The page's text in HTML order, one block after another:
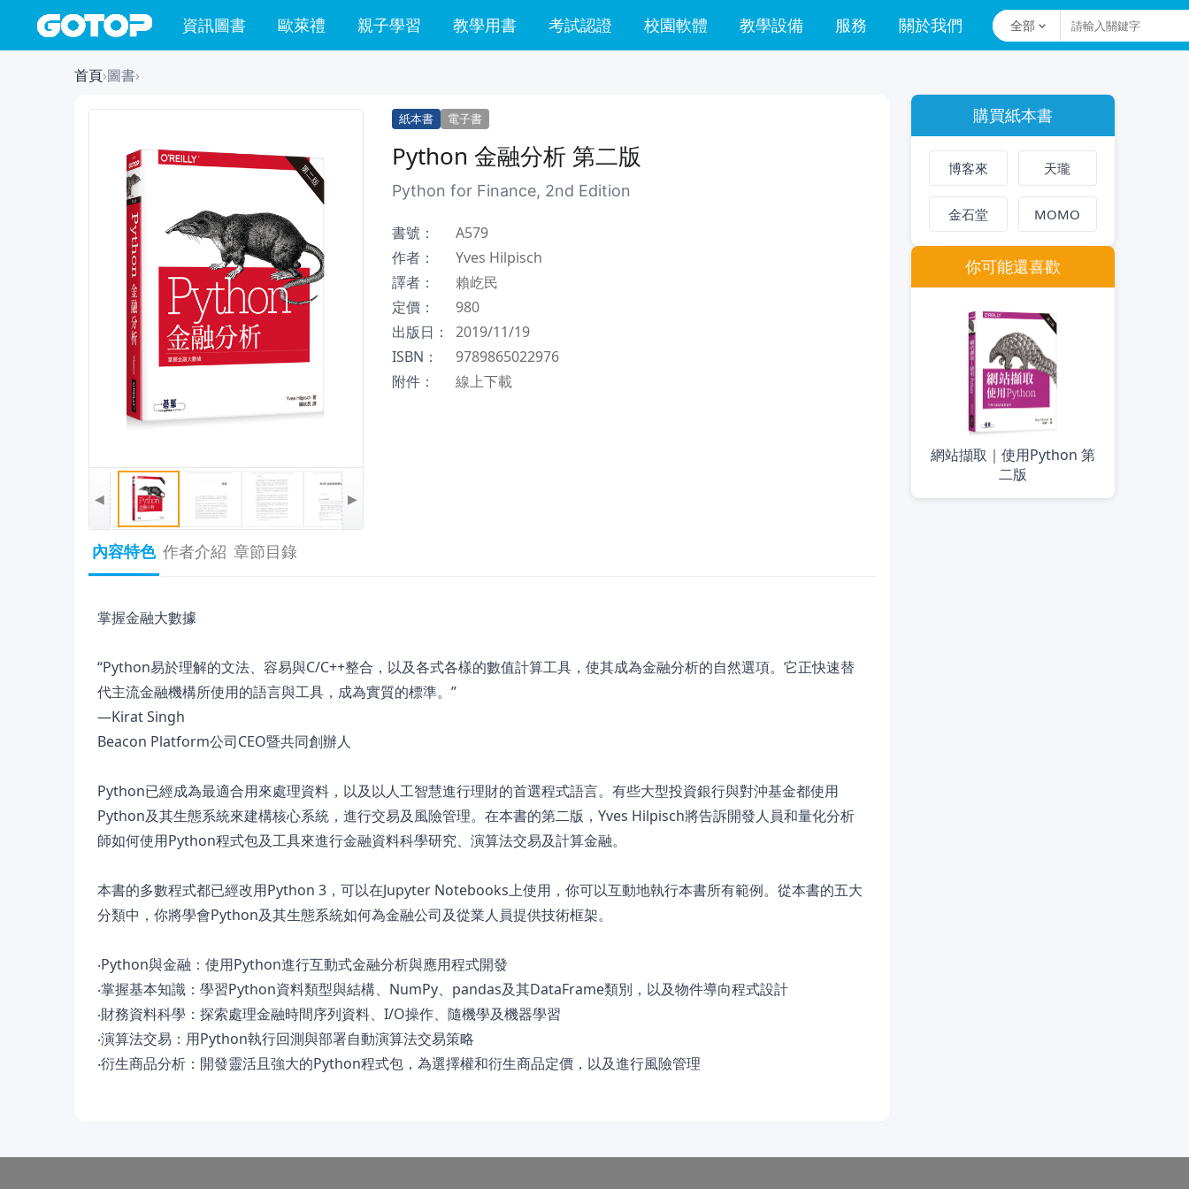
資訊圖書 歐萊禮 親子學習 教學用書 考試認證 校園軟體 教學設備 服務 關於我們 全部
首頁›圖書›
◀ ▶
紙本書 電子書
Python 金融分析 第二版
Python for Finance, 2nd Edition
書號：
A579
作者：
Yves Hilpisch
譯者：
賴屹民
定價：
980
出版日：
2019/11/19
ISBN：
9789865022976
附件：
線上下載
內容特色 作者介紹 章節目錄
掌握金融大數據
“Python易於理解的文法、容易與C/C++整合，以及各式各樣的數值計算工具，使其成為金融分析的自然選項。它正快速替
代主流金融機構所使用的語言與工具，成為實質的標準。”
—Kirat Singh
Beacon Platform公司CEO暨共同創辦人
Python已經成為最適合用來處理資料，以及以人工智慧進行理財的首選程式語言。有些大型投資銀行與對沖基金都使用
Python及其生態系統來建構核心系統，進行交易及風險管理。在本書的第二版，Yves Hilpisch將告訴開發人員和量化分析
師如何使用Python程式包及工具來進行金融資料科學研究、演算法交易及計算金融。
本書的多數程式都已經改用Python 3，可以在Jupyter Notebooks上使用，你可以互動地執行本書所有範例。從本書的五大
分類中，你將學會Python及其生態系統如何為金融公司及從業人員提供技術框架。
‧Python與金融：使用Python進行互動式金融分析與應用程式開發
‧掌握基本知識：學習Python資料類型與結構、NumPy、pandas及其DataFrame類別，以及物件導向程式設計
‧財務資料科學：探索處理金融時間序列資料、I/O操作、隨機學及機器學習
‧演算法交易：用Python執行回測與部署自動演算法交易策略
‧衍生商品分析：開發靈活且強大的Python程式包，為選擇權和衍生商品定價，以及進行風險管理
購買紙本書
博客來 天瓏
金石堂 MOMO
你可能還喜歡
網站擷取｜使用Python 第
二版